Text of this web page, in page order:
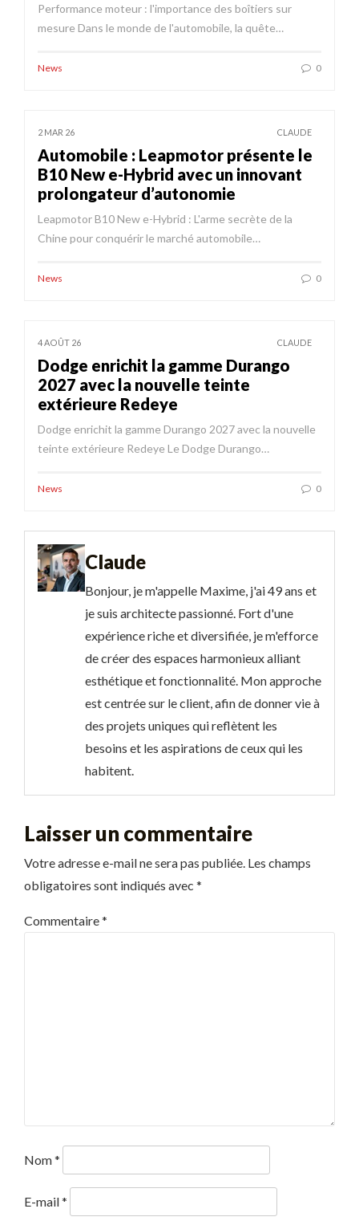
Performance moteur : l'importance des boîtiers sur
mesure Dans le monde de l'automobile, la quête…
News 0
2 MAR 26 CLAUDE
Automobile : Leapmotor présente le
B10 New e-Hybrid avec un innovant
prolongateur d’autonomie
Leapmotor B10 New e-Hybrid : L'arme secrète de la
Chine pour conquérir le marché automobile…
News 0
4 AOÛT 26 CLAUDE
Dodge enrichit la gamme Durango
2027 avec la nouvelle teinte
extérieure Redeye
Dodge enrichit la gamme Durango 2027 avec la nouvelle
teinte extérieure Redeye Le Dodge Durango…
News 0
Claude
Bonjour, je m'appelle Maxime, j'ai 49 ans et
je suis architecte passionné. Fort d'une
expérience riche et diversifiée, je m'efforce
de créer des espaces harmonieux alliant
esthétique et fonctionnalité. Mon approche
est centrée sur le client, afin de donner vie à
des projets uniques qui reflètent les
besoins et les aspirations de ceux qui les
habitent.
Laisser un commentaire
Votre adresse e-mail ne sera pas publiée. Les champs
obligatoires sont indiqués avec *
Commentaire*
Nom*
E-mail*